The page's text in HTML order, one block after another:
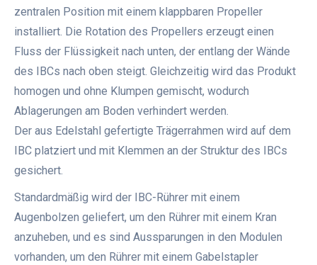
zentralen Position mit einem klappbaren Propeller
installiert. Die Rotation des Propellers erzeugt einen
Fluss der Flüssigkeit nach unten, der entlang der Wände
des IBCs nach oben steigt. Gleichzeitig wird das Produkt
homogen und ohne Klumpen gemischt, wodurch
Ablagerungen am Boden verhindert werden.
Der aus Edelstahl gefertigte Trägerrahmen wird auf dem
IBC platziert und mit Klemmen an der Struktur des IBCs
gesichert.
Standardmäßig wird der IBC-Rührer mit einem
Augenbolzen geliefert, um den Rührer mit einem Kran
anzuheben, und es sind Aussparungen in den Modulen
vorhanden, um den Rührer mit einem Gabelstapler